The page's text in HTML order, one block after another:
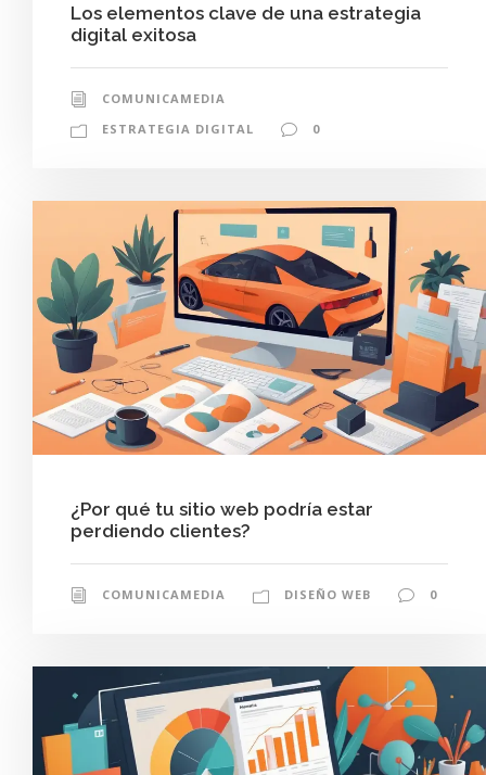
Los elementos clave de una estrategia
digital exitosa
COMUNICAMEDIA
ESTRATEGIA DIGITAL
0
¿Por qué tu sitio web podría estar
perdiendo clientes?
COMUNICAMEDIA DISEÑO WEB 0